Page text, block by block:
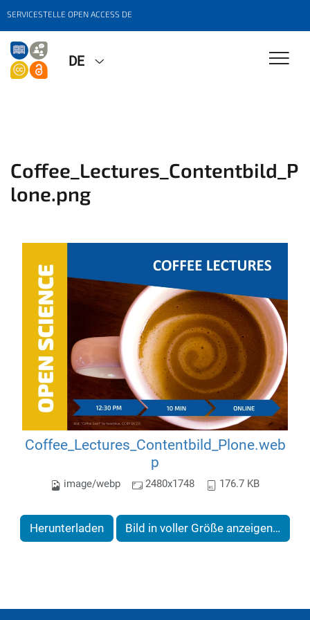
SERVICESTELLE OPEN ACCESS DE
DE
Coffee_Lectures_Contentbild_P
lone.png
Coffee_Lectures_Contentbild_Plone.web
p
image/webp 2480x1748 176.7 KB
Herunterladen Bild in voller Größe anzeigen…